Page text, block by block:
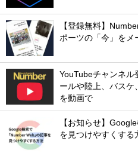
【登録無料】
ポーツの「今」をメ
YouTubeチャンネル
ールや陸上、バスケ
を動画で
【お知らせ】
を見つけやすくする